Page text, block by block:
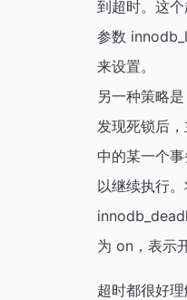
到超时。这
参数
来设置。
另一种策略
发现死锁后
中的某一个
以继续执行
为 on，表示
超时都很好